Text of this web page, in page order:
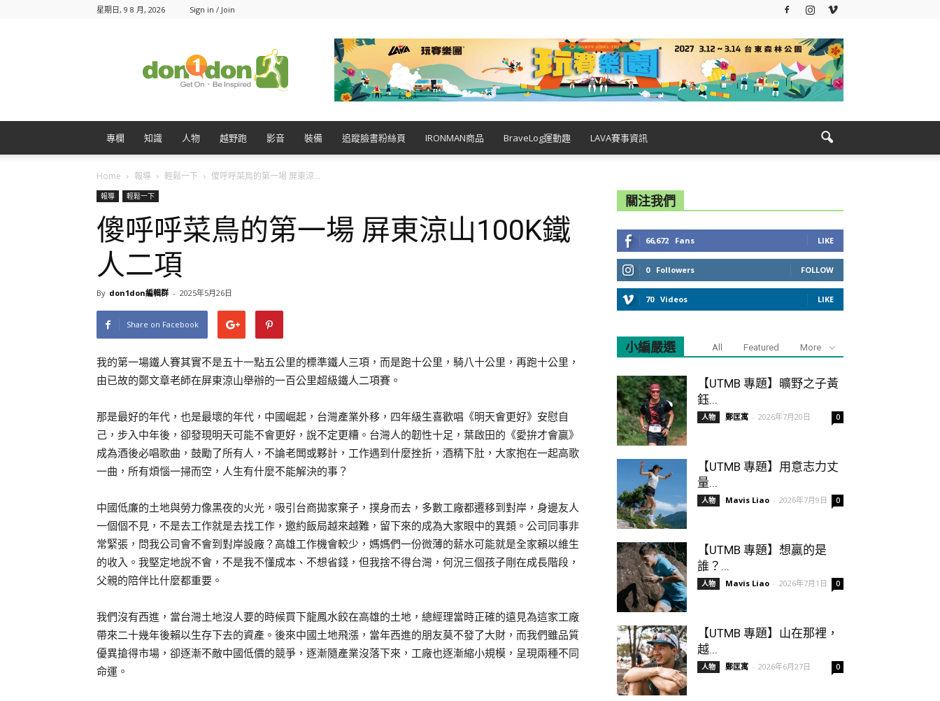
星期日, 9 8 月, 2026 Sign in / Join
專欄 知識 人物 越野跑 影音 裝備 追蹤臉書粉絲頁 IRONMAN商品 BraveLog運動趣 LAVA賽事資訊
Home 報導 輕鬆一下 傻呼呼菜鳥的第一場 屏東涼...
報導 輕鬆一下
傻呼呼菜鳥的第一場 屏東涼山100K鐵
人二項
By don1don編輯群 - 2025年5月26日
Share on Facebook
我的第一場鐵人賽其實不是五十一點五公里的標準鐵人三項，而是跑十公里，騎八十公里，再跑十公里，
由已故的鄭文章老師在屏東涼山舉辦的一百公里超級鐵人二項賽。
那是最好的年代，也是最壞的年代，中國崛起，台灣產業外移，四年級生喜歡唱《明天會更好》安慰自
己，步入中年後，卻發現明天可能不會更好，說不定更糟。台灣人的韌性十足，葉啟田的《愛拚才會贏》
成為酒後必唱歌曲，鼓勵了所有人，不論老闆或夥計，工作遇到什麼挫折，酒精下肚，大家抱在一起高歌
一曲，所有煩惱一掃而空，人生有什麼不能解決的事？
中國低廉的土地與勞力像黑夜的火光，吸引台商拋家棄子，撲身而去，多數工廠都遷移到對岸，身邊友人
一個個不見，不是去工作就是去找工作，邀約飯局越來越難，留下來的成為大家眼中的異類。公司同事非
常緊張，問我公司會不會到對岸設廠？高雄工作機會較少，媽媽們一份微薄的薪水可能就是全家賴以維生
的收入。我堅定地說不會，不是我不懂成本、不想省錢，但我捨不得台灣，何況三個孩子剛在成長階段，
父親的陪伴比什麼都重要。
我們沒有西進，當台灣土地沒人要的時候買下龍鳳水餃在高雄的土地，總經理當時正確的遠見為這家工廠
帶來二十幾年後賴以生存下去的資產。後來中國土地飛漲，當年西進的朋友莫不發了大財，而我們雖品質
優異搶得市場，卻逐漸不敵中國低價的競爭，逐漸隨產業沒落下來，工廠也逐漸縮小規模，呈現兩種不同
命運。
關注我們
66,672 Fans LIKE
0 Followers FOLLOW
70 Videos LIKE
小編嚴選 All Featured More
【UTMB 專題】曠野之子黃
鈺...
人物 鄭匡寓 - 2026年7月20日 0
【UTMB 專題】用意志力丈
量...
人物 Mavis Liao - 2026年7月9日 0
【UTMB 專題】想贏的是
誰？...
人物 Mavis Liao - 2026年7月1日 0
【UTMB 專題】山在那裡，
越...
人物 鄭匡寓 - 2026年6月27日 0